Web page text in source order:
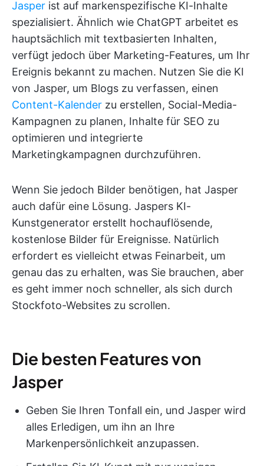
Jasper ist auf markenspezifische KI-Inhalte
spezialisiert. Ähnlich wie ChatGPT arbeitet es
hauptsächlich mit textbasierten Inhalten,
verfügt jedoch über Marketing-Features, um Ihr
Ereignis bekannt zu machen. Nutzen Sie die KI
von Jasper, um Blogs zu verfassen, einen
Content-Kalender zu erstellen, Social-Media-
Kampagnen zu planen, Inhalte für SEO zu
optimieren und integrierte
Marketingkampagnen durchzuführen.
Wenn Sie jedoch Bilder benötigen, hat Jasper
auch dafür eine Lösung. Jaspers KI-
Kunstgenerator erstellt hochauflösende,
kostenlose Bilder für Ereignisse. Natürlich
erfordert es vielleicht etwas Feinarbeit, um
genau das zu erhalten, was Sie brauchen, aber
es geht immer noch schneller, als sich durch
Stockfoto-Websites zu scrollen.
Die besten Features von
Jasper
Geben Sie Ihren Tonfall ein, und Jasper wird
alles Erledigen, um ihn an Ihre
Markenpersönlichkeit anzupassen.